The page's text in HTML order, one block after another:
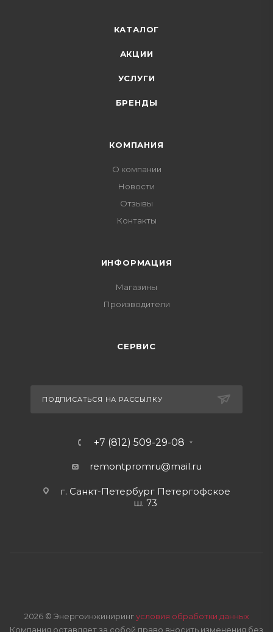
КАТАЛОГ
АКЦИИ
УСЛУГИ
БРЕНДЫ
КОМПАНИЯ
О компании
Новости
Отзывы
Контакты
ИНФОРМАЦИЯ
Магазины
Производители
СЕРВИС
ПОДПИСАТЬСЯ НА РАССЫЛКУ
+7 (812) 509-29-08
remontpromru@mail.ru
г. Санкт-Петербург Петергофское
ш. 73
2026 © Энергоинжинирингусловия обработки данных
Компания оставляет за собой право вносить изменения без